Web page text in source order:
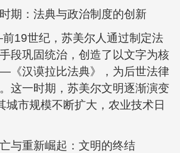
期：法典与政治制度的创新
19世纪，苏美尔人通过制定法
段巩固统治，创造了以文字为核
《汉谟拉比法典》，为后世法律
这一时期，苏美尔文明逐渐演变
城市规模不断扩大，农业技术日
与重新崛起：文明的终结